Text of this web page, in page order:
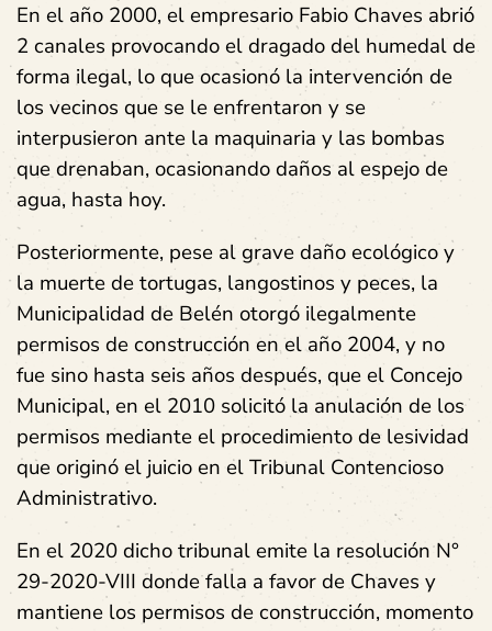
En el año 2000, el empresario Fabio Chaves abrió
2 canales provocando el dragado del humedal de
forma ilegal, lo que ocasionó la intervención de
los vecinos que se le enfrentaron y se
interpusieron ante la maquinaria y las bombas
que drenaban, ocasionando daños al espejo de
agua, hasta hoy.
Posteriormente, pese al grave daño ecológico y
la muerte de tortugas, langostinos y peces, la
Municipalidad de Belén otorgó ilegalmente
permisos de construcción en el año 2004, y no
fue sino hasta seis años después, que el Concejo
Municipal, en el 2010 solicitó la anulación de los
permisos mediante el procedimiento de lesividad
que originó el juicio en el Tribunal Contencioso
Administrativo.
En el 2020 dicho tribunal emite la resolución N°
29-2020-VIII donde falla a favor de Chaves y
mantiene los permisos de construcción, momento